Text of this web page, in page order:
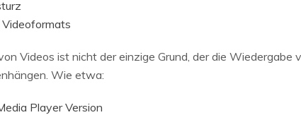
Videos ist nicht der einzige Grund, der die
Wie etwa:
Player Version